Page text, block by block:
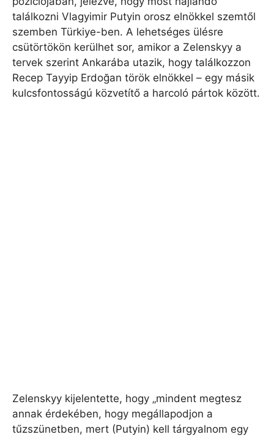
találkozni Vlagyimir Putyin orosz elnökkel szemtől
szemben Türkiye-ben. A lehetséges ülésre
csütörtökön kerülhet sor, amikor a Zelenskyy a
tervek szerint Ankarába utazik, hogy találkozzon
Recep Tayyip Erdoğan török ​​elnökkel – egy másik
kulcsfontosságú közvetítő a harcoló pártok között.
Zelenskyy kijelentette, hogy „mindent megtesz
annak érdekében, hogy megállapodjon a
tűzszünetben, mert (Putyin) kell tárgyalnom egy